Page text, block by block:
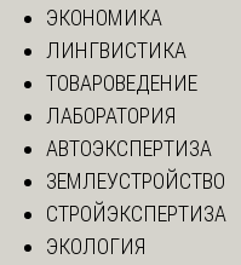
ЭКОНОМИКА
ЛИНГВИСТИКА
ТОВАРОВЕДЕНИЕ
ЛАБОРАТОРИЯ
АВТОЭКСПЕРТИЗА
ЗЕМЛЕУСТРОЙСТВО
СТРОЙЭКСПЕРТИЗА
ЭКОЛОГИЯ